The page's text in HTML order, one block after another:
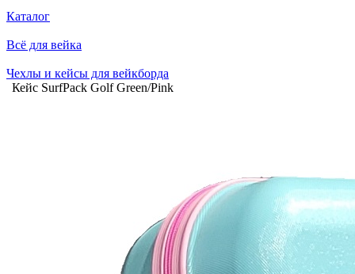
Каталог
Всё для вейка
Чехлы и кейсы для вейкборда
Кейс SurfPack Golf Green/Pink